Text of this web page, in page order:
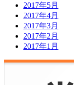
2017年5月
2017年4月
2017年3月
2017年2月
2017年1月